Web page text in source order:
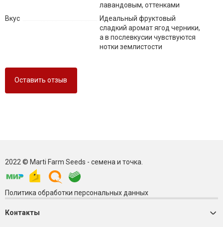
лавандовым, оттенками
Вкус
Идеальный фруктовый
сладкий аромат ягод черники,
а в послевкусии чувствуются
нотки землистости
Оставить отзыв
2022 © Marti Farm Seeds - семена и точка.
Политика обработки персональных данных
Контакты